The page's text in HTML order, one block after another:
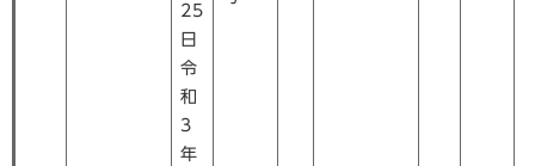
25
日
令
和
3
年